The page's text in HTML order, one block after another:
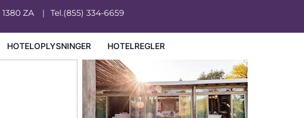
1380 ZA Tel.(855) 334-6659
HOTELOPLYSNINGER HOTELREGLER